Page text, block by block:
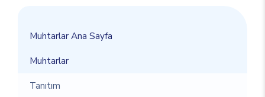
Muhtarlar Ana Sayfa
Muhtarlar
Tanıtım